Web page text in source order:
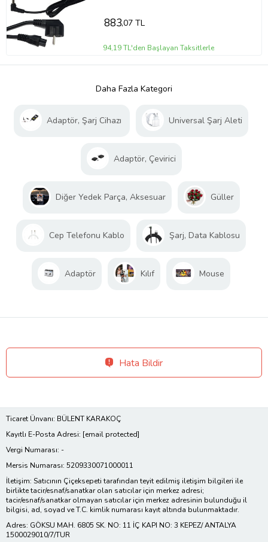
883,07 TL
94,19 TL'den Başlayan Taksitlerle
Daha Fazla Kategori
Adaptör, Şarj Cihazı Universal Şarj Aleti
Adaptör, Çevirici
Diğer Yedek Parça, Aksesuar Güller
Cep Telefonu Kablo Şarj, Data Kablosu
Adaptör Kılıf Mouse
Hata Bildir
Ticaret Ünvanı: BÜLENT KARAKOÇ
Kayıtlı E-Posta Adresi: [email protected]
Vergi Numarası: -
Mersis Numarası: 5209330071000011
İletişim: Satıcının Çiçeksepeti tarafından teyit edilmiş iletişim bilgileri ile
birlikte tacir/esnaf/sanatkar olan satıcılar için merkez adresi;
tacir/esnaf/sanatkar olmayan satıcılar için merkez adresinin bulunduğu il
bilgisi, ad, soyad ve T.C. kimlik numarası kayıt altında bulunmaktadır.
Adres: GÖKSU MAH. 6805 SK. NO: 11 İÇ KAPI NO: 3 KEPEZ/ ANTALYA
1500029010/7/TUR